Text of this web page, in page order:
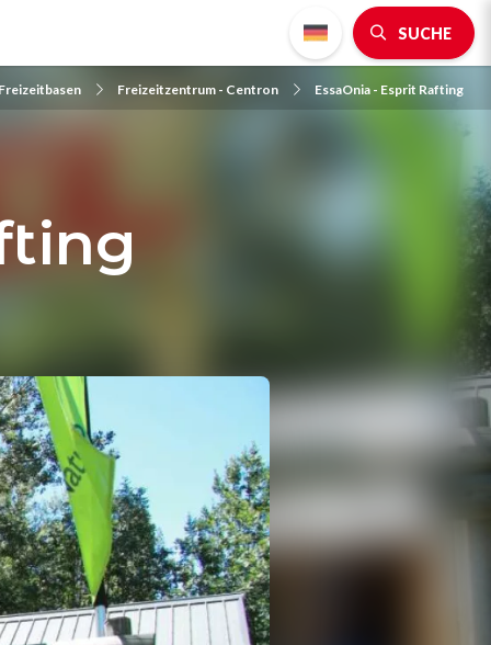
SUCHE
Freizeitzentrum - Centron EssaOnia - Esprit Rafting